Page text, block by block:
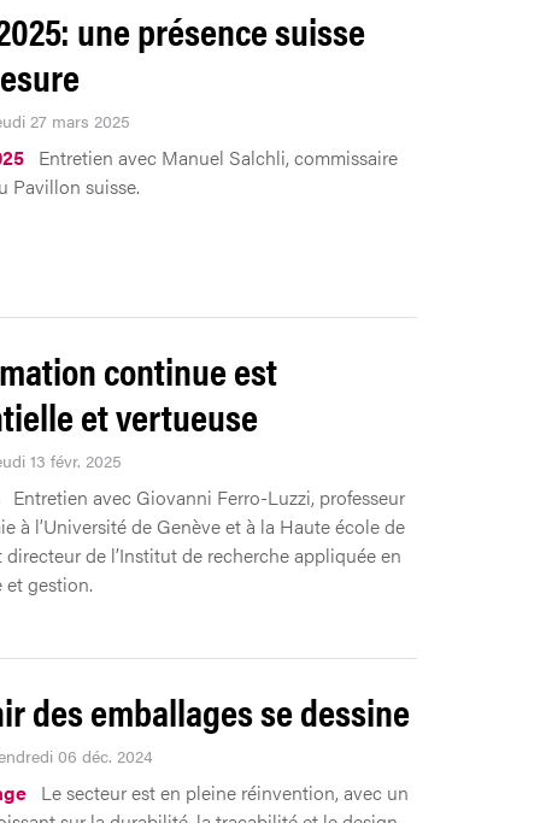
une présence suisse
27 mars 2025
Entretien avec Manuel Salchli, commissaire
Pavillon suisse.
continue est
et vertueuse
13 févr. 2025
Entretien avec Giovanni Ferro-Luzzi, professeur
à l’Université de Genève et à la Haute école de
de l’Institut de recherche appliquée en
gestion.
des emballages se dessine
06 déc. 2024
Le secteur est en pleine réinvention, avec un